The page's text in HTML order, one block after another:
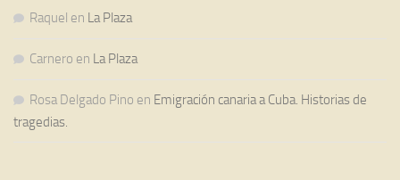
Raquel en La Plaza
Carnero en La Plaza
Rosa Delgado Pino en Emigración canaria a Cuba. Historias de
tragedias.